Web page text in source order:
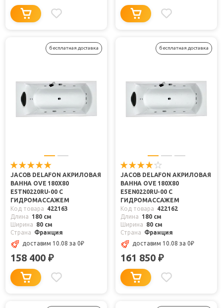
бесплатная доставка
JACOB DELAFON АКРИЛОВАЯ
ВАННА OVE 180X80
E5TN0220RU-00 С
ГИДРОМАССАЖЕМ
Код товара
422163
Длина
180 см
Ширина
80 см
Страна
Франция
доставим 10.08 за 0₽
158 400 ₽
бесплатная доставка
JACOB DELAFON АКРИЛОВАЯ
ВАННА OVE 180X80
E5EN0220RU-00 С
ГИДРОМАССАЖЕМ
Код товара
422162
Длина
180 см
Ширина
80 см
Страна
Франция
доставим 10.08 за 0₽
161 850 ₽